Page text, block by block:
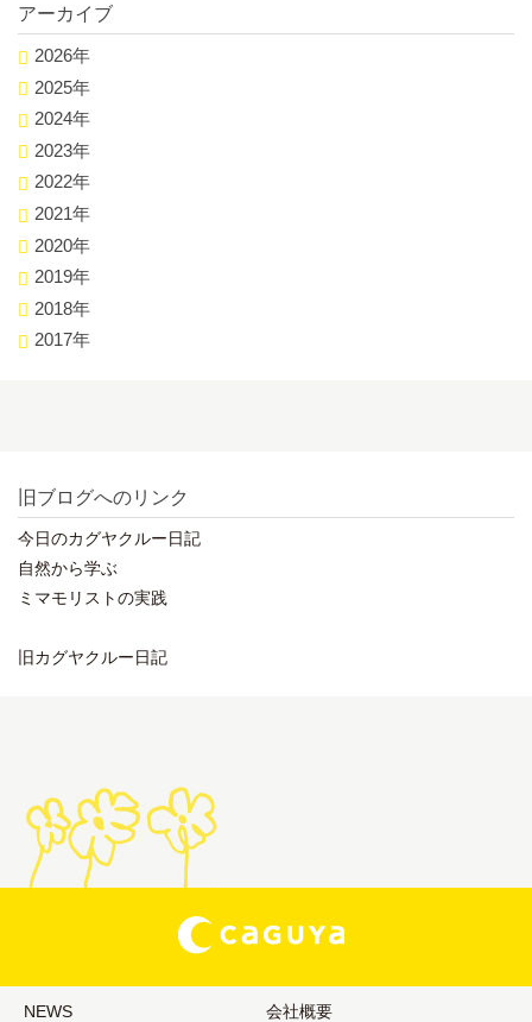
アーカイブ
2026年
2025年
2024年
2023年
2022年
2021年
2020年
2019年
2018年
2017年
旧ブログへのリンク
今日のカグヤクルー日記
自然から学ぶ
ミマモリストの実践
旧カグヤクルー日記
NEWS 会社概要